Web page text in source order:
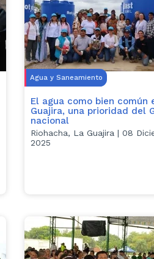
Agua y Saneamiento
El agua como bien común
Guajira, una prioridad del
nacional
Riohacha, La Guajira | 08
2025